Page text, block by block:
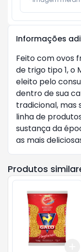
Informações
Feito com ovos
de trigo tipo 1, o
eleito pelo
dentro de sua
tradicional, mas
linha de
sustança da
as mais
Produtos
Add